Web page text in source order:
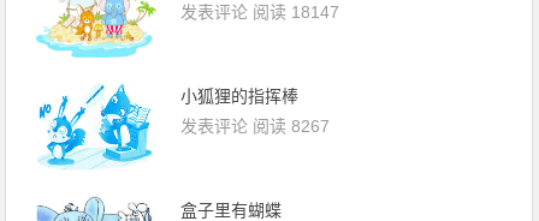
发表评论 阅读 18147
小狐狸的指挥棒
发表评论 阅读 8267
盒子里有蝴蝶